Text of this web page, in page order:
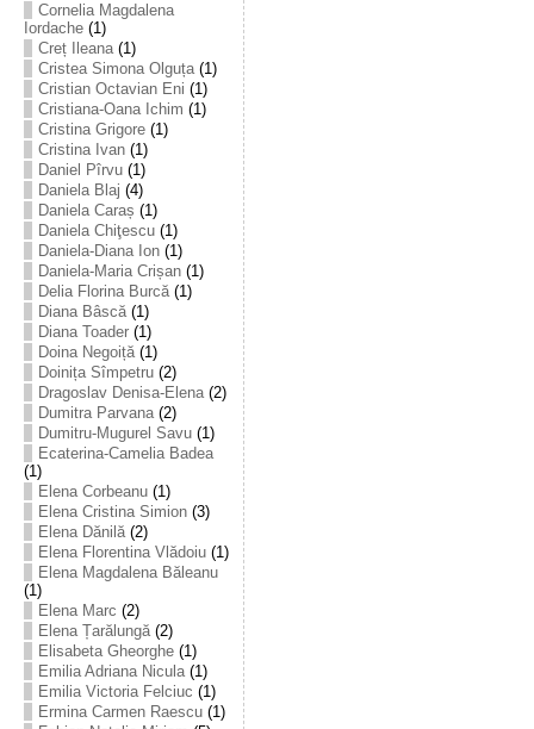
Cornelia Magdalena
Iordache(1)
Creț Ileana(1)
Cristea Simona Olguța(1)
Cristian Octavian Eni (1)
Cristiana-Oana Ichim (1)
Cristina Grigore(1)
Cristina Ivan(1)
Daniel Pîrvu(1)
Daniela Blaj (4)
Daniela Caraș (1)
Daniela Chiţescu(1)
Daniela-Diana Ion(1)
Daniela-Maria Crișan(1)
Delia Florina Burcă(1)
Diana Bâscă(1)
Diana Toader(1)
Doina Negoiță(1)
Doinița Sîmpetru(2)
Dragoslav Denisa-Elena(2)
Dumitra Parvana(2)
Dumitru-Mugurel Savu(1)
Ecaterina-Camelia Badea
(1)
Elena Corbeanu(1)
Elena Cristina Simion(3)
Elena Dănilă(2)
Elena Florentina Vlădoiu(1)
Elena Magdalena Băleanu
(1)
Elena Marc (2)
Elena Țarălungă(2)
Elisabeta Gheorghe(1)
Emilia Adriana Nicula(1)
Emilia Victoria Felciuc (1)
Ermina Carmen Raescu(1)